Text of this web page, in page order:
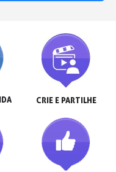
CRIE E PARTILHE